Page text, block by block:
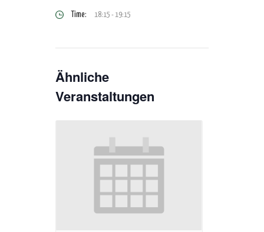
Time: 18:15 - 19:15
Ähnliche
Veranstaltungen